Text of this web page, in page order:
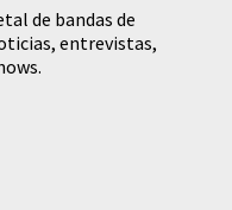
de bandas de
entrevistas,